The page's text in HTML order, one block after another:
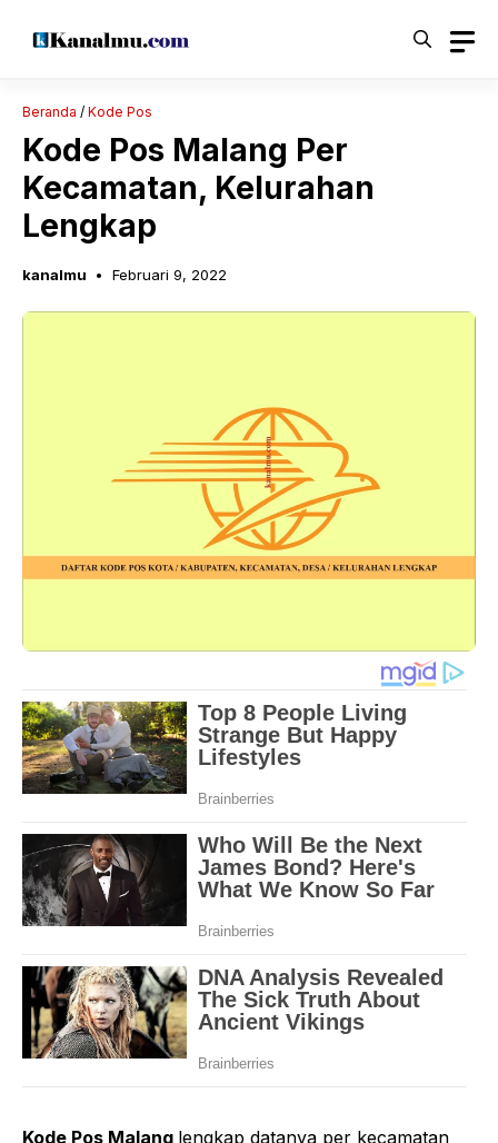
Beranda / Kode Pos
Kode Pos Malang Per
Kecamatan, Kelurahan
Lengkap
kanalmu Februari 9, 2022
Kode Pos Malang lengkap datanya per kecamatan